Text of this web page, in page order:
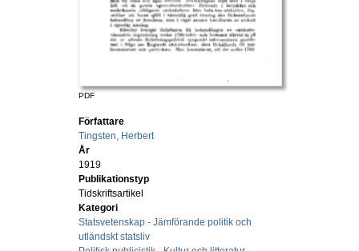
PDF
Författare
Tingsten, Herbert
År
1919
Publikationstyp
Tidskriftsartikel
Kategori
Statsvetenskap - Jämförande politik och
utländskt statsliv